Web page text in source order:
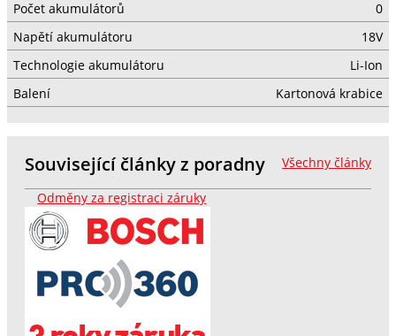
Počet akumulátorů
0
Napětí akumulátoru
18V
Technologie akumulátoru
Li-Ion
Balení
Kartonová krabice
Všechny články
Související články z poradny
Odměny za registraci záruky